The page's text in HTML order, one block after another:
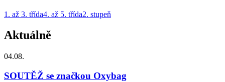
1. až 3. třída4. až 5. třída2. stupeň
Aktuálně
04.08.
SOUTĚŽ se značkou Oxybag